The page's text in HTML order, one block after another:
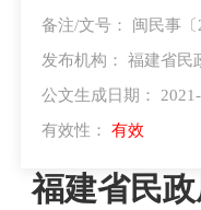
备注/文号： 闽民事〔
发布机构： 福建省民
公文生成日期：
有效性： 有效
福建省民